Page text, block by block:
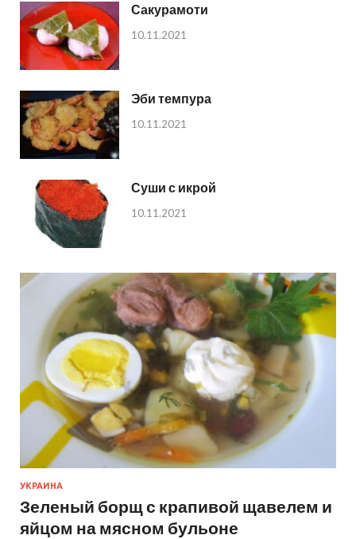
Сакурамоти
10.11.2021
Эби темпура
10.11.2021
Суши с икрой
10.11.2021
УКРАИНА
Зеленый борщ с крапивой щавелем и
яйцом на мясном бульоне